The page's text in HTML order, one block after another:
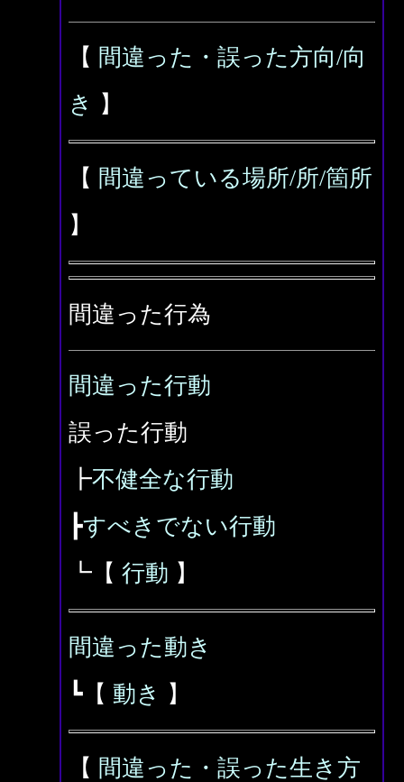
【 間違った・誤った方向/向
き
】
【 間違っている場所/所/箇所
】
間違った行為
間違った行動
誤った行動
┣不健全な行動
┣すべきでない行動
┗【 行動 】
間違った動き
┗【 動き 】
【 間違った・誤った生き方